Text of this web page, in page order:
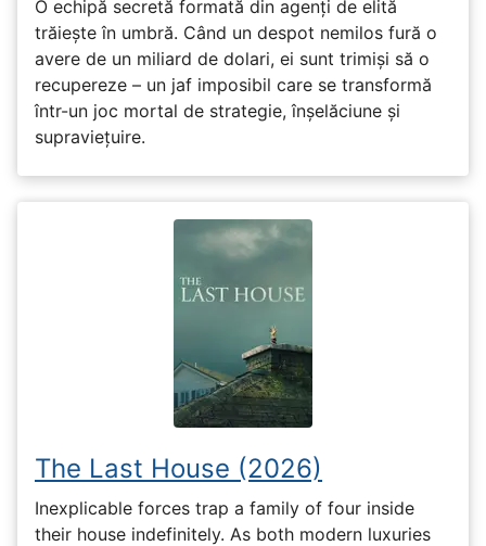
O echipă secretă formată din agenți de elită
trăiește în umbră. Când un despot nemilos fură o
avere de un miliard de dolari, ei sunt trimiși să o
recupereze – un jaf imposibil care se transformă
într-un joc mortal de strategie, înșelăciune și
supraviețuire.
The Last House (2026)
Inexplicable forces trap a family of four inside
their house indefinitely. As both modern luxuries